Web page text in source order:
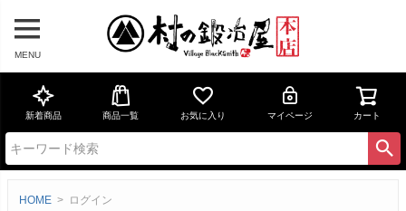
MENU
新着商品 商品一覧 お気に入り マイページ カート
HOME ログイン